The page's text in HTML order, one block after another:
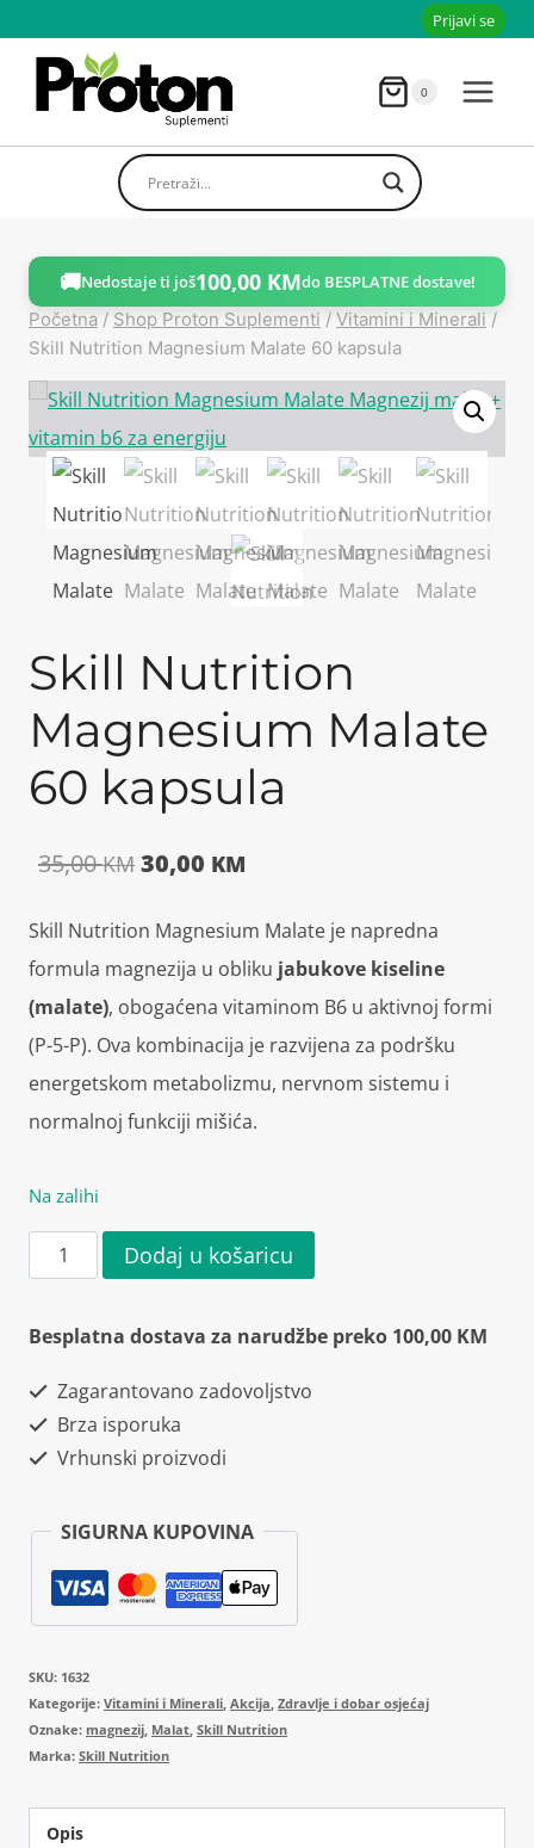
sadržaja
Prijavi se
0
🚚Nedostaje ti još100,00 KMdo BESPLATNE dostave!
Početna / Shop Proton Suplementi / Vitamini i Minerali /
Skill Nutrition Magnesium Malate 60 kapsula
Skill Nutrition
Magnesium Malate
60 kapsula
35,00KM Izvorna
bila
je:
35,00 KM.
30,00 KM
je:
30,00 KM.
Skill Nutrition Magnesium Malate je napredna
formula magnezija u obliku jabukove kiseline
(malate), obogaćena vitaminom B6 u aktivnoj formi
(P-5-P). Ova kombinacija je razvijena za podršku
energetskom metabolizmu, nervnom sistemu i
normalnoj funkciji mišića.
Na zalihi
Skill
Nutrition
Magnesium
60
kapsula
Dodaj u košaricu
Besplatna dostava za narudžbe preko 100,00 KM
Zagarantovano zadovoljstvo
Brza isporuka
Vrhunski proizvodi
SIGURNA KUPOVINA
SKU: 1632
Kategorije: Vitamini i Minerali Akcija Zdravlje i dobar osjećaj
Oznake: magnezij Malat Skill Nutrition
Marka: Skill Nutrition
Opis